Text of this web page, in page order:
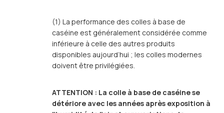
(1) La performance des colles à base de
caséine est généralement considérée comme
inférieure à celle des autres produits
disponibles aujourd’hui ; les colles modernes
doivent être privilégiées.
ATTENTION : La colle à base de caséine se
détériore avec les années après exposition à